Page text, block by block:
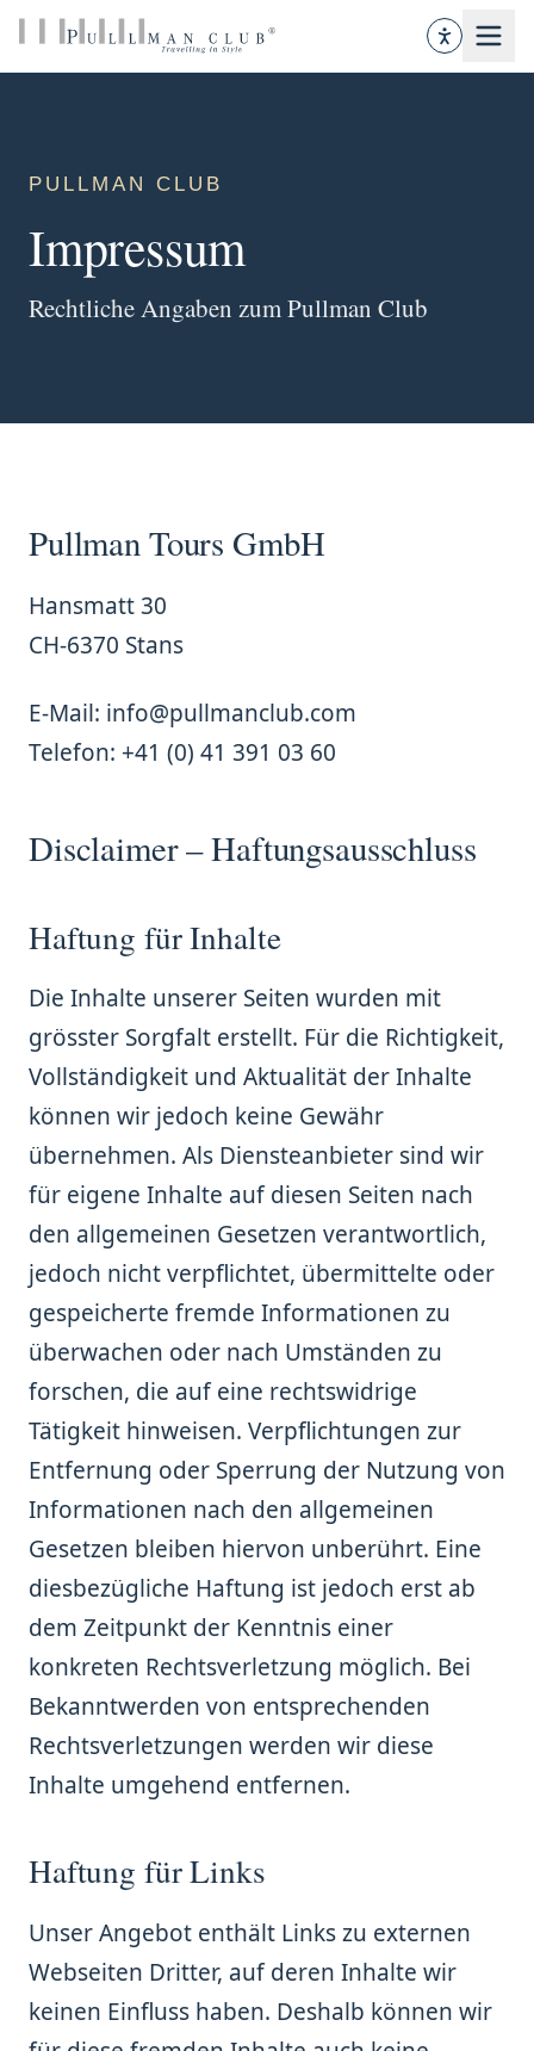
PULLMAN CLUB
Impressum
Rechtliche Angaben zum Pullman Club
Pullman Tours GmbH
Hansmatt 30
CH-6370 Stans
E-Mail: info@pullmanclub.com
Telefon: +41 (0) 41 391 03 60
Disclaimer – Haftungsausschluss
Haftung für Inhalte
Die Inhalte unserer Seiten wurden mit
grösster Sorgfalt erstellt. Für die Richtigkeit,
Vollständigkeit und Aktualität der Inhalte
können wir jedoch keine Gewähr
übernehmen. Als Diensteanbieter sind wir
für eigene Inhalte auf diesen Seiten nach
den allgemeinen Gesetzen verantwortlich,
jedoch nicht verpflichtet, übermittelte oder
gespeicherte fremde Informationen zu
überwachen oder nach Umständen zu
forschen, die auf eine rechtswidrige
Tätigkeit hinweisen. Verpflichtungen zur
Entfernung oder Sperrung der Nutzung von
Informationen nach den allgemeinen
Gesetzen bleiben hiervon unberührt. Eine
diesbezügliche Haftung ist jedoch erst ab
dem Zeitpunkt der Kenntnis einer
konkreten Rechtsverletzung möglich. Bei
Bekanntwerden von entsprechenden
Rechtsverletzungen werden wir diese
Inhalte umgehend entfernen.
Haftung für Links
Unser Angebot enthält Links zu externen
Webseiten Dritter, auf deren Inhalte wir
keinen Einfluss haben. Deshalb können wir